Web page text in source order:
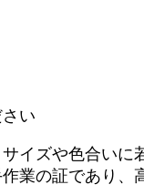
い
イズや色合いに
業の証であり、